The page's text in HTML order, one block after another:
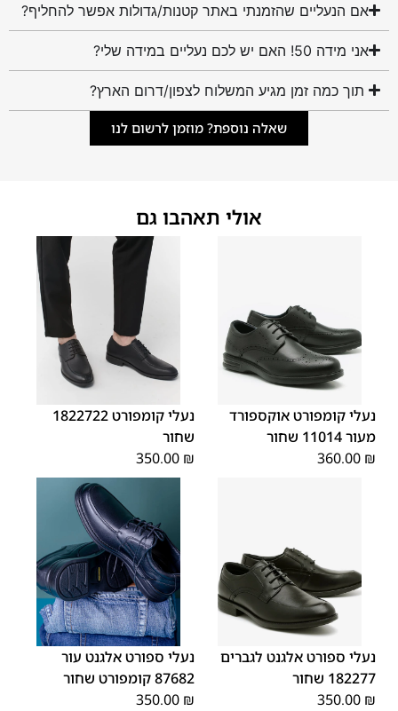
אם הנעליים שהזמנתי באתר קטנות/גדולות אפשר להחליף?
אני מידה 50! האם יש לכם נעליים במידה שלי?
תוך כמה זמן מגיע המשלוח לצפון/דרום הארץ?
שאלה נוספת? מוזמן לרשום לנו
אולי תאהבו גם
40
41
42
43
נעלי קומפורט אוקספורד
מעור 11014 שחור
360.00 ₪
39
40
43
44
נעלי קומפורט 1822722
שחור
350.00 ₪
40
41
42
43
44
נעלי ספורט אלגנט לגברים
182277 שחור
350.00 ₪
39
40
41
42
43
44
45
46
נעלי ספורט אלגנט עור
87682 קומפורט שחור
350.00 ₪